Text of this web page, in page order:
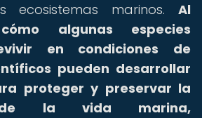
ecosistemas marinos. Al
algunas especies
en condiciones de
pueden desarrollar
proteger y preservar la
de la vida marina,